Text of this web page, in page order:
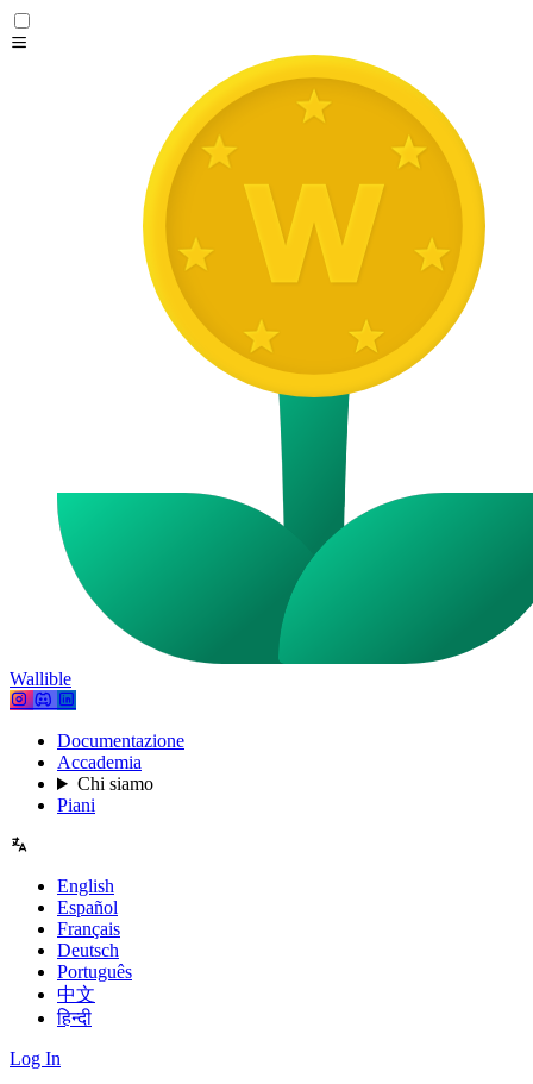
Wallible
Documentazione
Accademia
Chi siamo
Piani
English
Español
Français
Deutsch
Português
中文
हिन्दी
Log In